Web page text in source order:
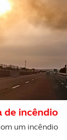
de incêndio
um incêndio